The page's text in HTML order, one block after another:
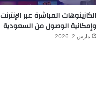
الكازينوهات المباشرة عبر الإنترنت
وإمكانية الوصول من السعودية
مارس 2, 2026